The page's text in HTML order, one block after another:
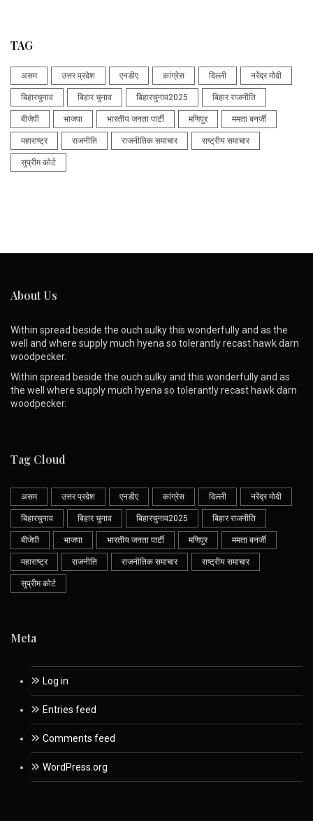
TAG
असम उत्तर प्रदेश एनडीए कांग्रेस दिल्ली नरेंद्र मोदी
बिहारचुनाव बिहार चुनाव बिहारचुनाव2025 बिहार राजनीति
बीजेपी भाजपा भारतीय जनता पार्टी मणिपुर ममता बनर्जी
महाराष्ट्र राजनीति राजनीतिक समाचार राष्ट्रीय समाचार
सुप्रीम कोर्ट
About Us
Within spread beside the ouch sulky this wonderfully and as the
well and where supply much hyena so tolerantly recast hawk darn
woodpecker.
Within spread beside the ouch sulky and this wonderfully and as
the well where supply much hyena so tolerantly recast hawk darn
woodpecker.
Tag Cloud
असम उत्तर प्रदेश एनडीए कांग्रेस दिल्ली नरेंद्र मोदी
बिहारचुनाव बिहार चुनाव बिहारचुनाव2025 बिहार राजनीति
बीजेपी भाजपा भारतीय जनता पार्टी मणिपुर ममता बनर्जी
महाराष्ट्र राजनीति राजनीतिक समाचार राष्ट्रीय समाचार
सुप्रीम कोर्ट
Meta
Log in
Entries feed
Comments feed
WordPress.org